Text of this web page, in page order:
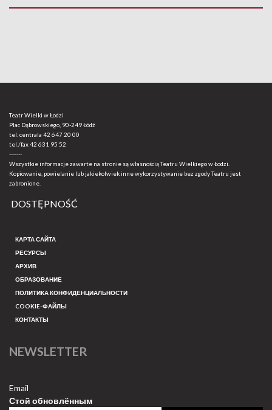
Teatr Wielki w Łodzi
Plac Dąbrowskiego, 90-249 Łódź
tel. centrala 42 647 20 00
tel./fax42 631 95 52
-------
Wszystkie informacje zawarte na stronie są własnością Teatru Wielkiego w Łodzi.
Kopiowanie, powielanie lub jakiekolwiek inne wykorzystywanie bez zgody Teatru jest
zabronione.
DOSTĘPNOŚĆ
КАРТА САЙТА
РЕСУРСЫ
АРХИВ
ОБРАЗОВАНИЕ
ПОЛИТИКА КОНФИДЕНЦИАЛЬНОСТИ
COOKIE-ФАЙЛЫ
КОНТАКТЫ
NEWSLETTER
Email
Стой обновлённым